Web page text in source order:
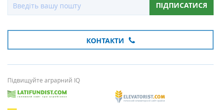
ПІДПИСАТИСЯ
КОНТАКТИ
Підвищуйте аграрний IQ